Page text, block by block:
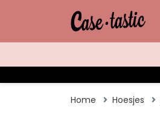
Home Hoesjes